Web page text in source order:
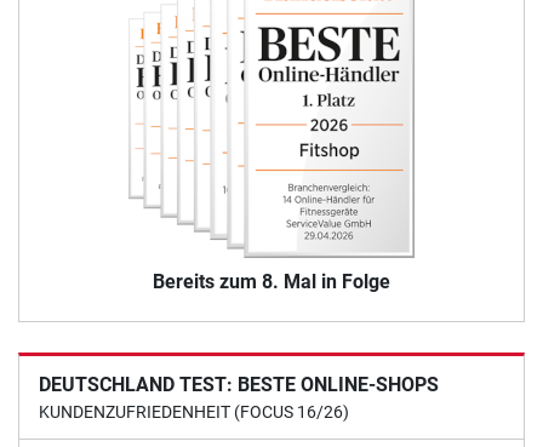
Bereits zum 8. Mal in Folge
DEUTSCHLAND TEST: BESTE ONLINE-SHOPS
KUNDENZUFRIEDENHEIT (FOCUS 16/26)